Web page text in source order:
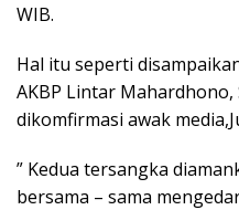
WIB.
Hal itu seperti
AKBP Lintar Mahardhono,
dikomfirmasi awak
” Kedua tersangka
bersama – sama